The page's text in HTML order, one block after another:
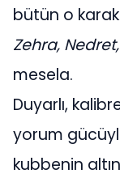
bütün o
Zehra, Nedret,
mesela.
Duyarlı,
yorum
kubbenin